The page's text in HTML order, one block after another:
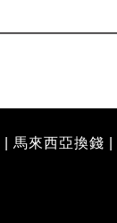
馬來西亞換錢